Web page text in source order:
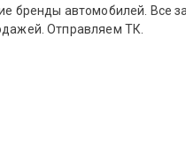
бренды автомобилей. Все
Отправляем ТК.